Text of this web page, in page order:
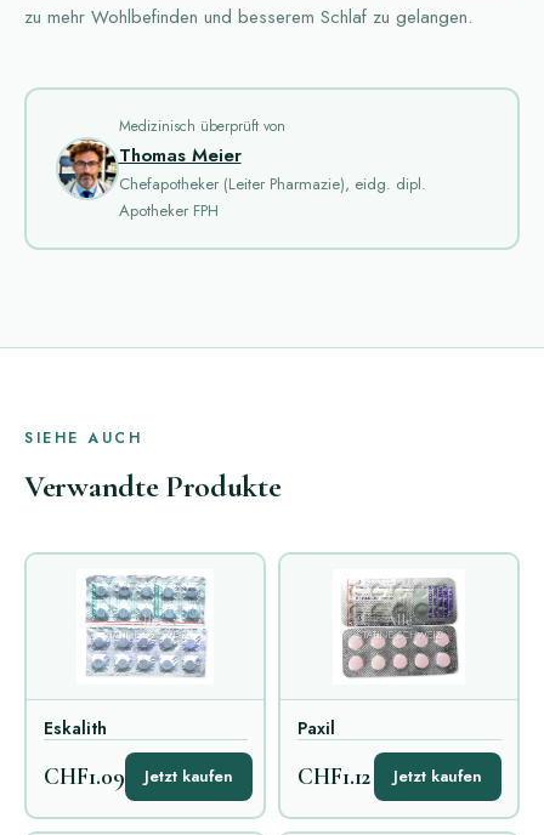
zu mehr Wohlbefinden und besserem Schlaf zu gelangen.
Medizinisch überprüft von
Thomas Meier
Chefapotheker (Leiter Pharmazie), eidg. dipl.
Apotheker FPH
SIEHE AUCH
Verwandte Produkte
Eskalith
CHF1.09 Jetzt kaufen
Paxil
CHF1.12 Jetzt kaufen